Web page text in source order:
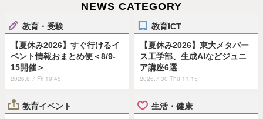
NEWS CATEGORY
教育・受験
【夏休み2026】すぐ行けるイ
ベント情報おまとめ便＜8/9-
15開催＞
2026.8.7 Fri 19:45
教育ICT
【夏休み2026】東大メタバー
ス工学部、生成AIなどジュニ
ア講座6選
2026.7.30 Thu 11:15
教育イベント 生活・健康